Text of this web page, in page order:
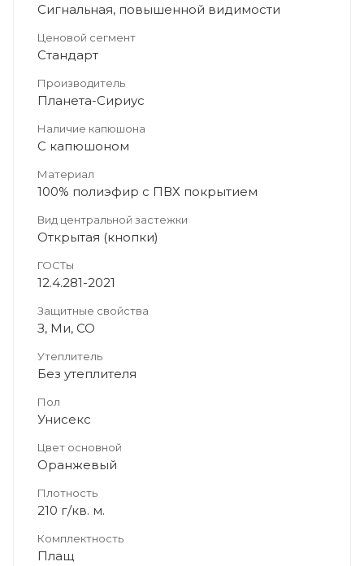
Сигнальная, повышенной видимости
Ценовой сегмент
Стандарт
Производитель
Планета-Сириус
Наличие капюшона
С капюшоном
Материал
100% полиэфир с ПВХ покрытием
Вид центральной застежки
Открытая (кнопки)
ГОСТы
12.4.281-2021
Защитные свойства
З, Ми, СО
Утеплитель
Без утеплителя
Пол
Унисекс
Цвет основной
Оранжевый
Плотность
210 г/кв. м.
Комплектность
Плащ